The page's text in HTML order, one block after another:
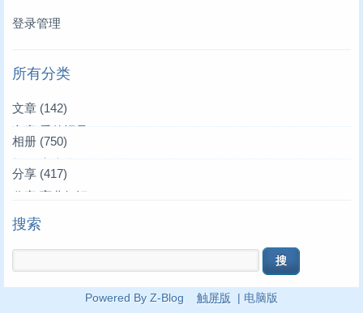
登录管理
所有分类
文章 (142)
文章|爱的记录(3)
文章|叫叫来了(39)
文章|唱唱来了
文章|亲朋好友
相册 (750)
相册|家庭合影(36)
相册|家居生活
相册|叫叫妈妈
相册|叫叫玩具(19)
分享 (417)
分享|育儿知识
分享|生活常识
分享|语文文学(167)
搜索
Powered By Z-Blog 触屏版 | 电脑版